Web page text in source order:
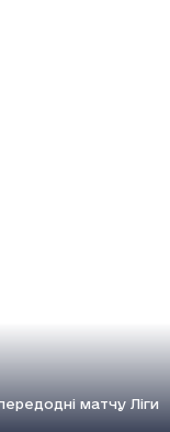
матчу Ліги